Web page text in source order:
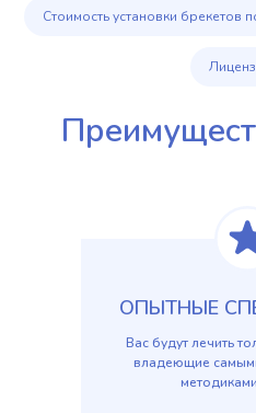
Стоимость установки брекетов
ОПЫТНЫЕ
Вас будут лечить
владеющие